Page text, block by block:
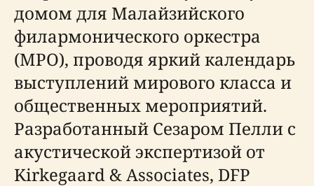
домом для Малайзийского
филармонического оркестра
(MPO), проводя яркий календарь
выступлений мирового класса и
общественных мероприятий.
Разработанный Сезаром Пелли с
акустической экспертизой от
Kirkegaard & Associates, DFP